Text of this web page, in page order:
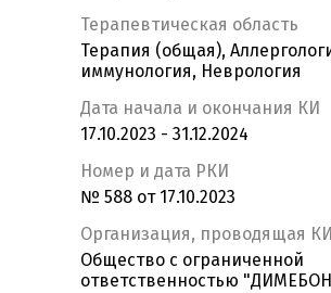
Терапевтическая область
Терапия (общая),
иммунология, Неврология
Дата начала и окончания КИ
17.10.2023 - 31.12.2024
Номер и дата РКИ
№ 588 от 17.10.2023
Организация, проводящая КИ
Общество с ограниченной
ответственностью